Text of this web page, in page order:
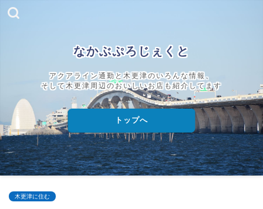
なかぶぷろじぇくと
アクアライン通勤と木更津のいろんな情報、
そして木更津周辺のおいしいお店も紹介してます
トップへ
木更津に住む